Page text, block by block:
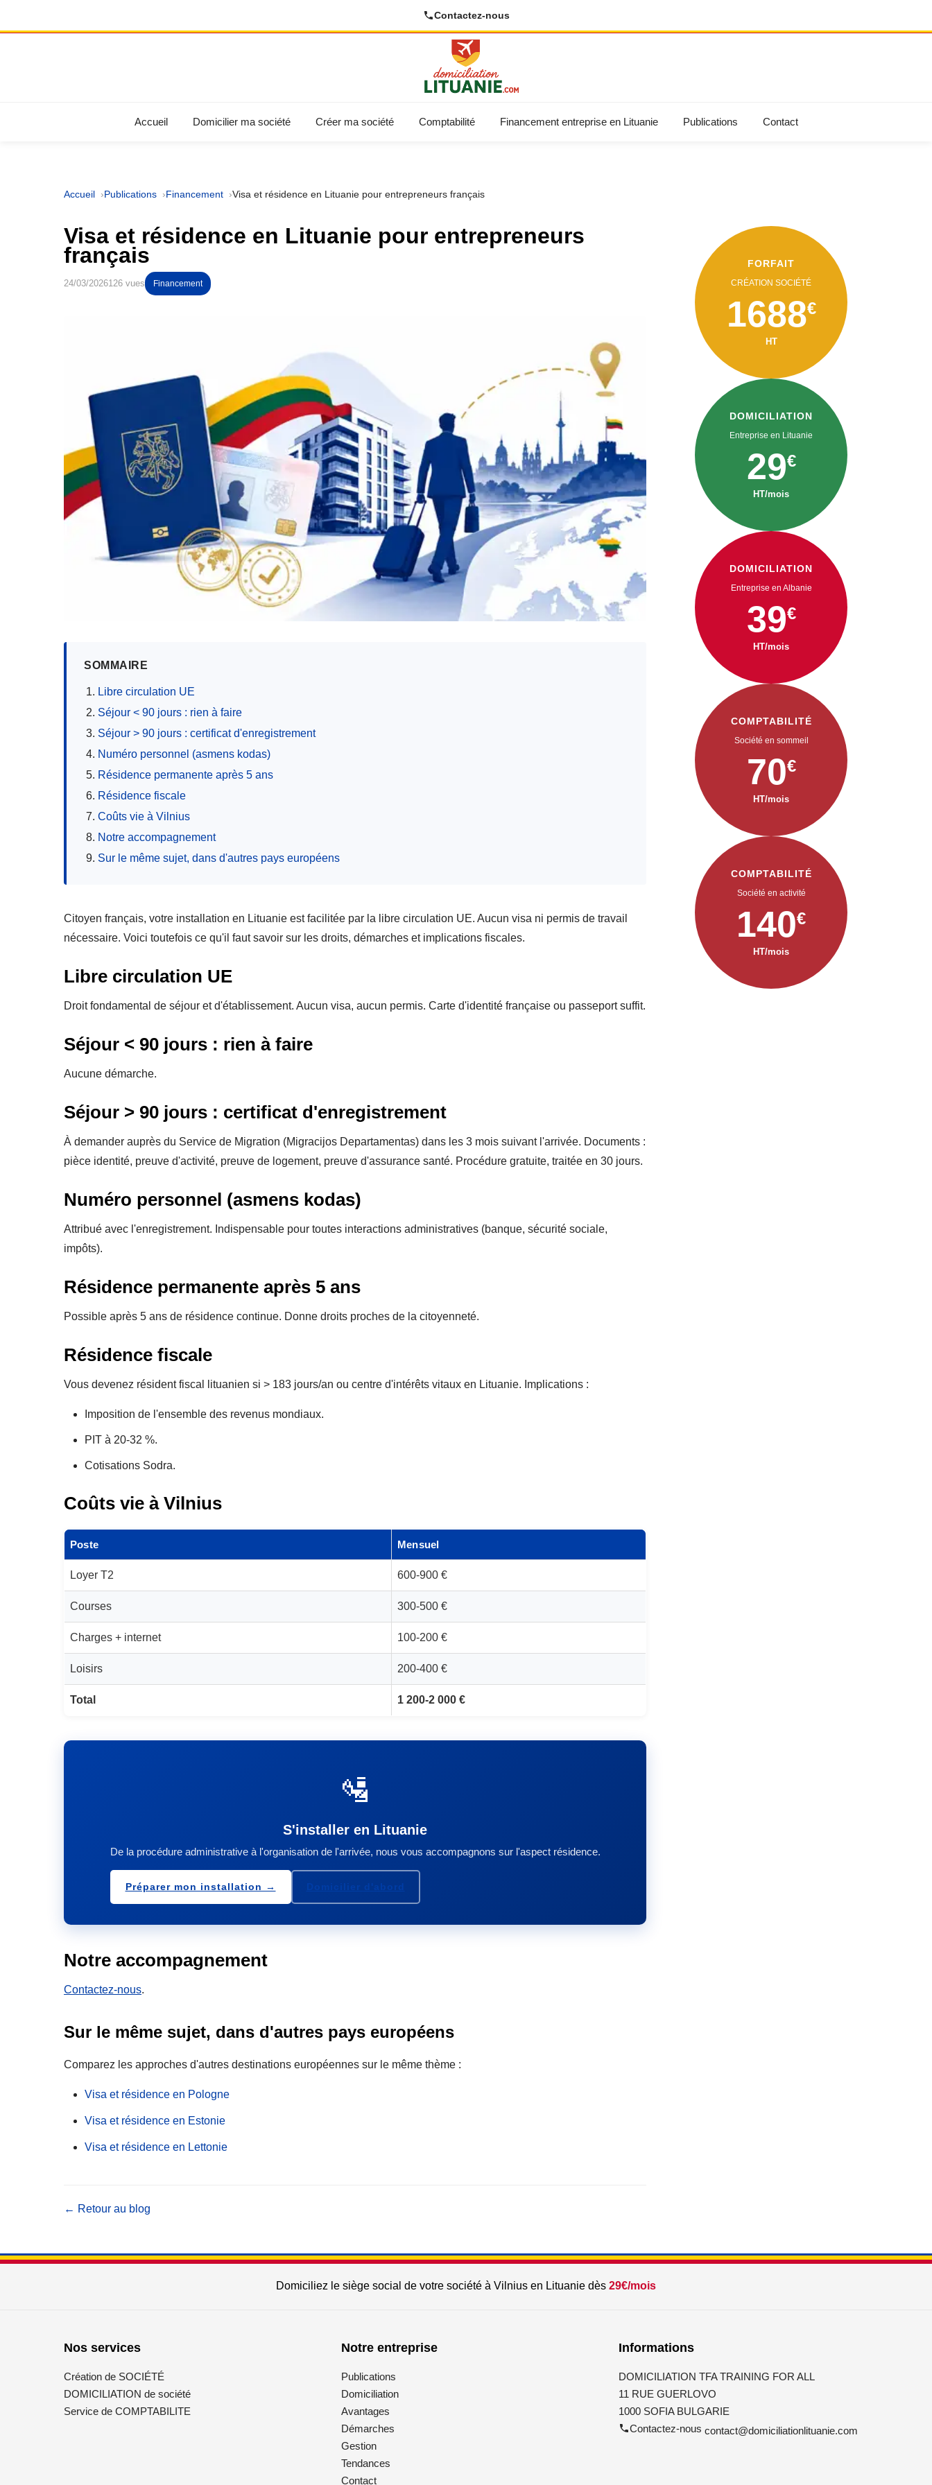
Contactez-nous
Accueil Domicilier ma société Créer ma société Comptabilité Financement entreprise en Lituanie Publications Contact
Accueil Publications Financement Visa et résidence en Lituanie pour entrepreneurs français
Visa et résidence en Lituanie pour entrepreneurs
français
24/03/2026126 vues Financement
SOMMAIRE
Libre circulation UE
Séjour < 90 jours : rien à faire
Séjour > 90 jours : certificat d'enregistrement
Numéro personnel (asmens kodas)
Résidence permanente après 5 ans
Résidence fiscale
Coûts vie à Vilnius
Notre accompagnement
Sur le même sujet, dans d'autres pays européens
Citoyen français, votre installation en Lituanie est facilitée par la libre circulation UE. Aucun visa ni permis de travail
nécessaire. Voici toutefois ce qu'il faut savoir sur les droits, démarches et implications fiscales.
Libre circulation UE
Droit fondamental de séjour et d'établissement. Aucun visa, aucun permis. Carte d'identité française ou passeport suffit.
Séjour < 90 jours : rien à faire
Aucune démarche.
Séjour > 90 jours : certificat d'enregistrement
À demander auprès du Service de Migration (Migracijos Departamentas) dans les 3 mois suivant l'arrivée. Documents :
pièce identité, preuve d'activité, preuve de logement, preuve d'assurance santé. Procédure gratuite, traitée en 30 jours.
Numéro personnel (asmens kodas)
Attribué avec l'enregistrement. Indispensable pour toutes interactions administratives (banque, sécurité sociale,
impôts).
Résidence permanente après 5 ans
Possible après 5 ans de résidence continue. Donne droits proches de la citoyenneté.
Résidence fiscale
Vous devenez résident fiscal lituanien si > 183 jours/an ou centre d'intérêts vitaux en Lituanie. Implications :
Imposition de l'ensemble des revenus mondiaux.
PIT à 20-32 %.
Cotisations Sodra.
Coûts vie à Vilnius
Poste Mensuel
Loyer T2 600-900 €
Courses 300-500 €
Charges + internet 100-200 €
Loisirs 200-400 €
Total 1 200-2 000 €
🛂
S'installer en Lituanie
De la procédure administrative à l'organisation de l'arrivée, nous vous accompagnons sur l'aspect résidence.
Préparer mon installation → Domicilier d'abord
Notre accompagnement
Contactez-nous.
Sur le même sujet, dans d'autres pays européens
Comparez les approches d'autres destinations européennes sur le même thème :
Visa et résidence en Pologne
Visa et résidence en Estonie
Visa et résidence en Lettonie
← Retour au blog
FORFAIT
CRÉATION SOCIÉTÉ
1688€
HT
DOMICILIATION
Entreprise en Lituanie
29€
HT/mois
DOMICILIATION
Entreprise en Albanie
39€
HT/mois
COMPTABILITÉ
Société en sommeil
70€
HT/mois
COMPTABILITÉ
Société en activité
140€
HT/mois
Domiciliez le siège social de votre société à Vilnius en Lituanie dès 29€/mois
Nos services
Création de SOCIÉTÉ
DOMICILIATION de société
Service de COMPTABILITE
Notre entreprise
Publications
Domiciliation
Avantages
Démarches
Gestion
Tendances
Contact
Informations
DOMICILIATION TFA TRAINING FOR ALL
11 RUE GUERLOVO
1000 SOFIA BULGARIE
Contactez-nous contact@domiciliationlituanie.com